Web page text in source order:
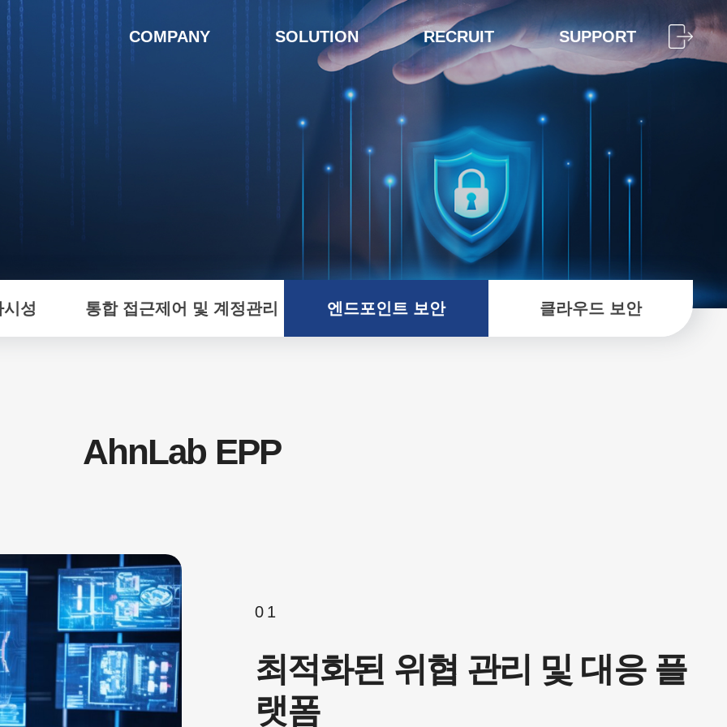
COMPANY SOLUTION RECRUIT SUPPORT
성 통합 접근제어 및 계정관리 엔드포인트 보안 클라우드 보안
AhnLab EPP
01
최적화된 위협 관리 및 대응 플
랫폼